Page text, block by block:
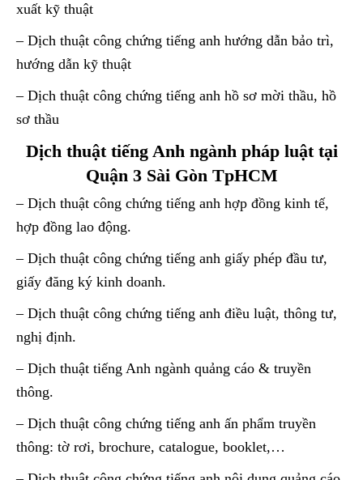
xuất kỹ thuật
– Dịch thuật công chứng tiếng anh hướng dẫn bảo trì,
hướng dẫn kỹ thuật
– Dịch thuật công chứng tiếng anh hồ sơ mời thầu, hồ
sơ thầu
Dịch thuật tiếng Anh ngành pháp luật tại
Quận 3 Sài Gòn TpHCM
– Dịch thuật công chứng tiếng anh hợp đồng kinh tế,
hợp đồng lao động.
– Dịch thuật công chứng tiếng anh giấy phép đầu tư,
giấy đăng ký kinh doanh.
– Dịch thuật công chứng tiếng anh điều luật, thông tư,
nghị định.
– Dịch thuật tiếng Anh ngành quảng cáo & truyền
thông.
– Dịch thuật công chứng tiếng anh ấn phẩm truyền
thông: tờ rơi, brochure, catalogue, booklet,…